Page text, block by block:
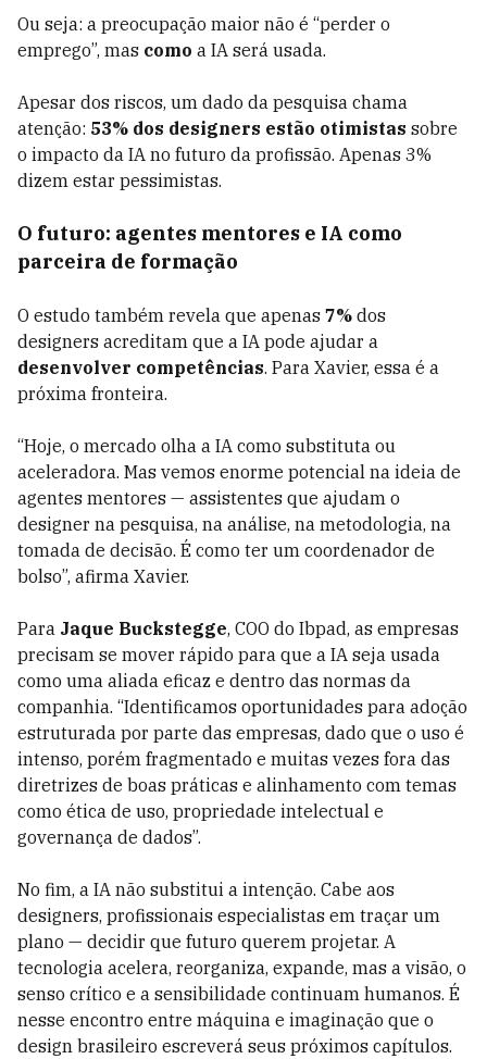
Ou seja: a preocupação maior não é “perder o
emprego”, mas como a IA será usada.
Apesar dos riscos, um dado da pesquisa chama
atenção: 53% dos designers estão otimistas sobre
o impacto da IA no futuro da profissão. Apenas 3%
dizem estar pessimistas.
O futuro: agentes mentores e IA como
parceira de formação
O estudo também revela que apenas 7% dos
designers acreditam que a IA pode ajudar a
desenvolver competências. Para Xavier, essa é a
próxima fronteira.
“Hoje, o mercado olha a IA como substituta ou
aceleradora. Mas vemos enorme potencial na ideia de
agentes mentores — assistentes que ajudam o
designer na pesquisa, na análise, na metodologia, na
tomada de decisão. É como ter um coordenador de
bolso”, afirma Xavier.
Para Jaque Buckstegge, COO do Ibpad, as empresas
precisam se mover rápido para que a IA seja usada
como uma aliada eficaz e dentro das normas da
companhia. “Identificamos oportunidades para adoção
estruturada por parte das empresas, dado que o uso é
intenso, porém fragmentado e muitas vezes fora das
diretrizes de boas práticas e alinhamento com temas
como ética de uso, propriedade intelectual e
governança de dados”.
No fim, a IA não substitui a intenção. Cabe aos
designers, profissionais especialistas em traçar um
plano — decidir que futuro querem projetar. A
tecnologia acelera, reorganiza, expande, mas a visão, o
senso crítico e a sensibilidade continuam humanos. É
nesse encontro entre máquina e imaginação que o
design brasileiro escreverá seus próximos capítulos.